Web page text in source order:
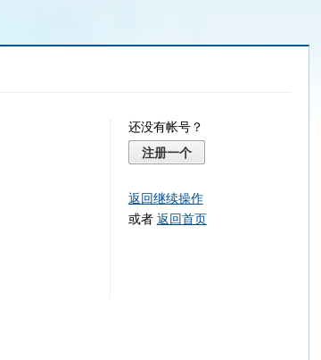
还没有帐号？
注册一个
返回继续操作
或者 返回首页